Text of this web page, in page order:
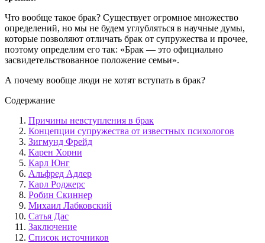
Что вообще такое брак? Существует огромное множество
определений, но мы не будем углубляться в научные думы,
которые позволяют отличать брак от супружества и прочее,
поэтому определим его так: «Брак — это официально
засвидетельствованное положение семьи».
А почему вообще люди не хотят вступать в брак?
Содержание
Причины невступления в брак
Концепции супружества от известных психологов
Зигмунд Фрейд
Карен Хорни
Карл Юнг
Альфред Адлер
Карл Роджерс
Робин Скиннер
Михаил Лабковский
Сатья Дас
Заключение
Список источников